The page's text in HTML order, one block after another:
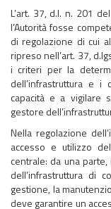
L’art. 37, d.l. n. 201
l’Autorità fosse
di regolazione di cui
ripreso nell’art. 37,
i criteri per la
dell’infrastruttura e
capacità e a vigilare
gestore
Nella regolazione
accesso e utilizzo
centrale: da una
dell’infrastruttura
gestione, la
deve garantire un